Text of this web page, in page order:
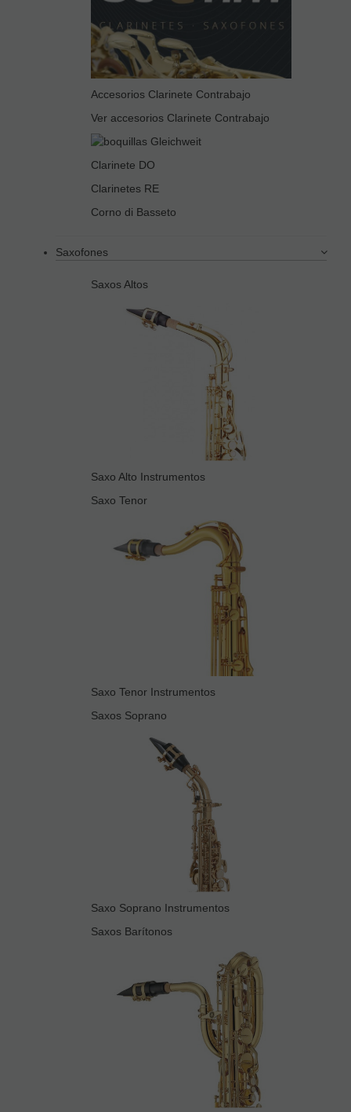
Accesorios Clarinete Contrabajo
Ver accesorios Clarinete Contrabajo
Clarinete DO
Clarinetes RE
Corno di Basseto
Saxofones
Saxos Altos
Saxo Alto Instrumentos
Saxo Tenor
Saxo Tenor Instrumentos
Saxos Soprano
Saxo Soprano Instrumentos
Saxos Barítonos